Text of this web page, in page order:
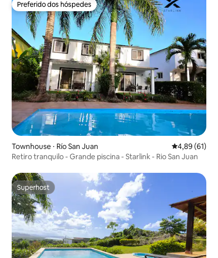
Preferido dos hóspedes
Preferido dos hóspedes
Townhouse ⋅ Río San Juan 4,89 de uma
4,89 (61)
Retiro tranquilo - Grande piscina - Starlink - Rio San Juan
Superhost
Superhost